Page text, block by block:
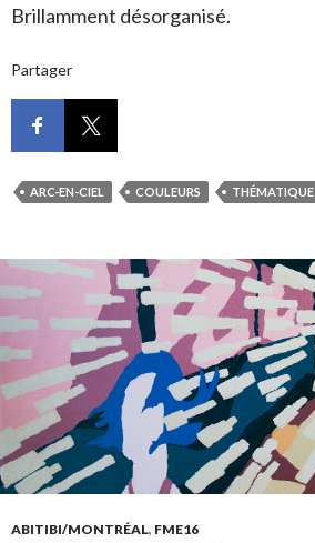
Brillamment désorganisé.
Partager
ARC-EN-CIEL COULEURS THÉMATIQUE
ABITIBI/MONTRÉAL, FME16